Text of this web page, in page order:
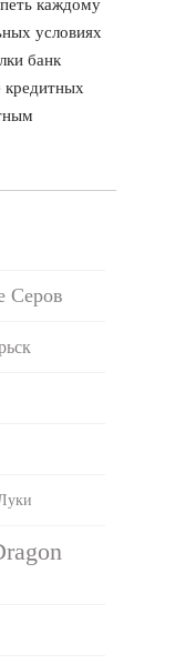
петь каждому
условиях
банк
кредитных
Серов